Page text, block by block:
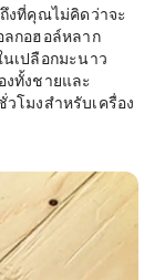
งที่คุณไม่คิดว่าจะ
ลกอฮอล์หลาก
เปลือกมะนาว
งทั้งชายและ
โมงสำหรับเครื่อง